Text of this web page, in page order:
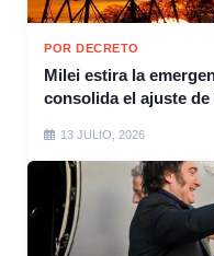
POR DECRETO
Milei estira la
consolida el ajuste
13 JULIO, 2026